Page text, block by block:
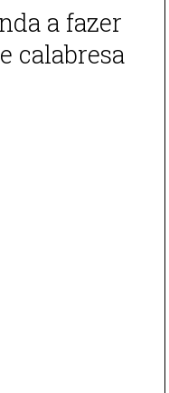
a fazer
calabresa